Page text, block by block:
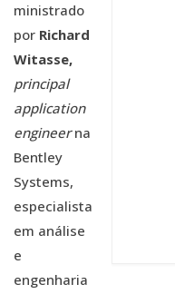
ministrado
por Richard
Witasse,
principal
application
engineerna
Bentley
Systems,
especialista
em análise
e
engenharia